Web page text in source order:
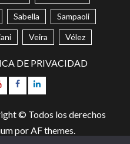
Sabella Sampaoli
Veira Vélez
DE PRIVACIDAD
Facebook
LinkedIn
© Todos los derechos
por AF themes.